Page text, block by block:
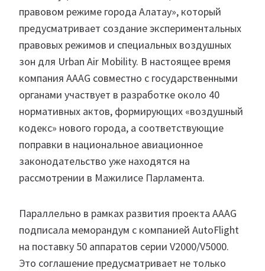
правовом режиме города Алатау», который
предусматривает создание экспериментальных
правовых режимов и специальных воздушных
зон для Urban Air Mobility. В настоящее время
компания AAAG совместно с государственными
органами участвует в разработке около 40
нормативных актов, формирующих «воздушный
кодекс» нового города, а соответствующие
поправки в национальное авиационное
законодательство уже находятся на
рассмотрении в Мажилисе Парламента.
Параллельно в рамках развития проекта AAAG
подписала меморандум с компанией AutoFlight
на поставку 50 аппаратов серии V2000/V5000.
Это соглашение предусматривает не только